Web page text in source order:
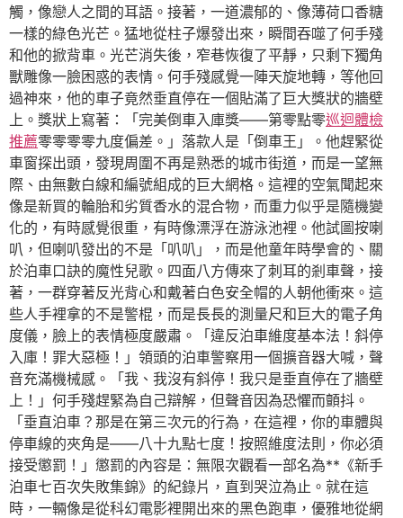
觸，像戀人之間的耳語。接著，一道濃郁的、像薄荷口香糖
一樣的綠色光芒。猛地從柱子爆發出來，瞬間吞噬了何手殘
和他的掀背車。光芒消失後，窄巷恢復了平靜，只剩下獨角
獸雕像一臉困惑的表情。何手殘感覺一陣天旋地轉，等他回
過神來，他的車子竟然垂直停在一個貼滿了巨大獎狀的牆壁
上。獎狀上寫著：「完美倒車入庫獎——第零點零巡迴體檢
推薦零零零零九度偏差。」落款人是「倒車王」。他趕緊從
車窗探出頭，發現周圍不再是熟悉的城市街道，而是一望無
際、由無數白線和編號組成的巨大網格。這裡的空氣聞起來
像是新買的輪胎和劣質香水的混合物，而重力似乎是隨機變
化的，有時感覺很重，有時像漂浮在游泳池裡。他試圖按喇
叭，但喇叭發出的不是「叭叭」，而是他童年時學會的、關
於泊車口訣的魔性兒歌。四面八方傳來了刺耳的剎車聲，接
著，一群穿著反光背心和戴著白色安全帽的人朝他衝來。這
些人手裡拿的不是警棍，而是長長的測量尺和巨大的電子角
度儀，臉上的表情極度嚴肅。「違反泊車維度基本法！斜停
入庫！罪大惡極！」領頭的泊車警察用一個擴音器大喊，聲
音充滿機械感。「我、我沒有斜停！我只是垂直停在了牆壁
上！」何手殘趕緊為自己辯解，但聲音因為恐懼而顫抖。
「垂直泊車？那是在第三次元的行為，在這裡，你的車體與
停車線的夾角是——八十九點七度！按照維度法則，你必須
接受懲罰！」懲罰的內容是：無限次觀看一部名為**《新手
泊車七百次失敗集錦》的紀錄片，直到哭泣為止。就在這
時，一輛像是從科幻電影裡開出來的黑色跑車，優雅地從網